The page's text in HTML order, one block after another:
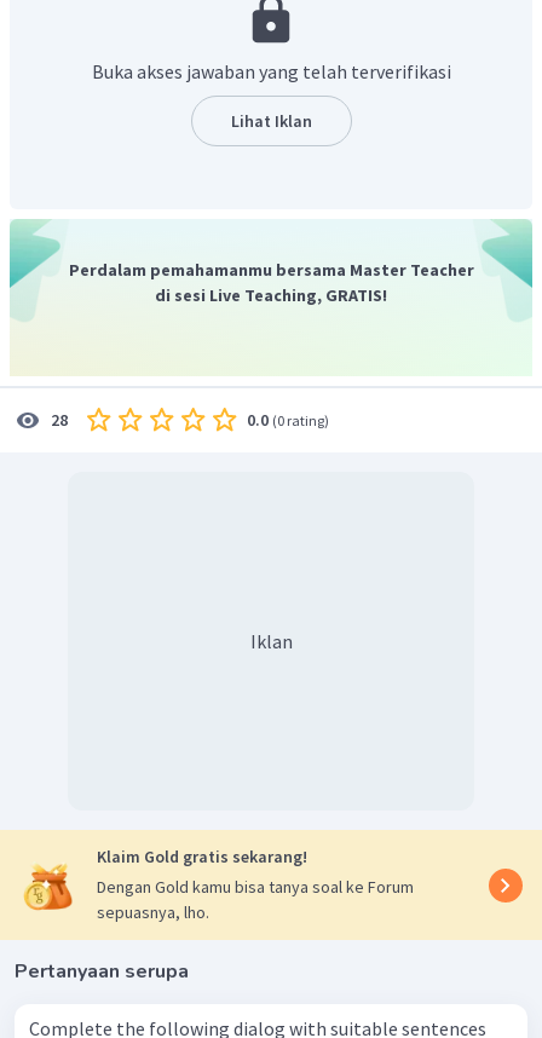
maka ungkapan dalam memeriksa pemahaman
ungkapan yang dapat digunakan adalah "Can you
understand my explanation?"
Dengan demikian, jawaban yang benar adalah
Buka akses jawaban yang telah terverifikasi
Lihat Iklan
Perdalam pemahamanmu bersama Master Teacher
di sesi Live Teaching, GRATIS!
28 0.0 (0 rating)
Iklan
Klaim Gold gratis sekarang!
Dengan Gold kamu bisa tanya soal ke Forum
sepuasnya, lho.
Pertanyaan serupa
Complete the following dialog with suitable sentences